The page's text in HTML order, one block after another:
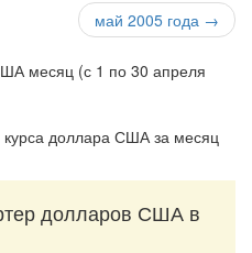
май 2005 года →
курса доллара США за месяц
долларов США в